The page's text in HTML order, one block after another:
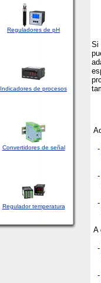
Reguladores de pH
Indicadores de procesos
Convertidores de señal
Regulador temperatura
Si
-
-
-
A
-
-